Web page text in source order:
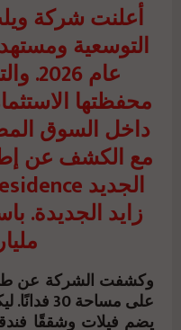
أعلنت شركة
التوسعية
عام
محفظتها
داخل السوق
مع الكشف عن
على